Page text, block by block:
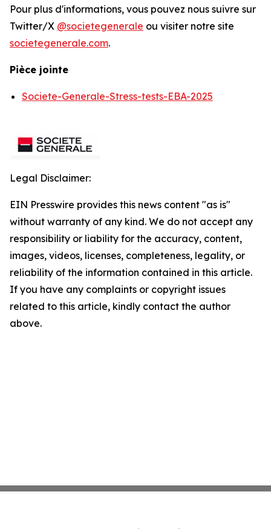
Pour plus d'informations, vous pouvez nous suivre sur
Twitter/X @societegenerale ou visiter notre site
societegenerale.com.
Pièce jointe
Societe-Generale-Stress-tests-EBA-2025
Legal Disclaimer:
EIN Presswire provides this news content "as is"
without warranty of any kind. We do not accept any
responsibility or liability for the accuracy, content,
images, videos, licenses, completeness, legality, or
reliability of the information contained in this article.
If you have any complaints or copyright issues
related to this article, kindly contact the author
above.